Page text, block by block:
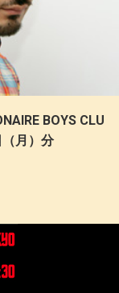
BOYS CLU
（月）分